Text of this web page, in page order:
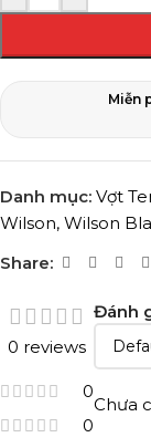
Miễn
Danh mục: Vợt
Wilson, Wilson
Share:
0 reviews
0
0
Đánh
Chưa